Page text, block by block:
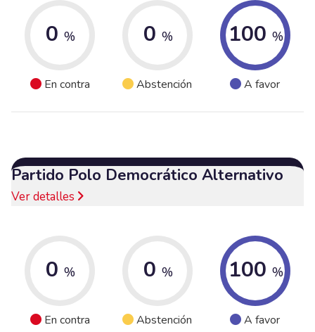
0 %
En contra
0 %
Abstención
100 %
A favor
Partido Polo Democrático Alternativo
Ver detalles
0 %
En contra
0 %
Abstención
100 %
A favor